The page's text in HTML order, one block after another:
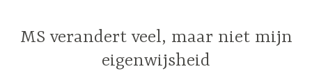
inhoud
MS verandert veel, maar niet mijn
eigenwijsheid